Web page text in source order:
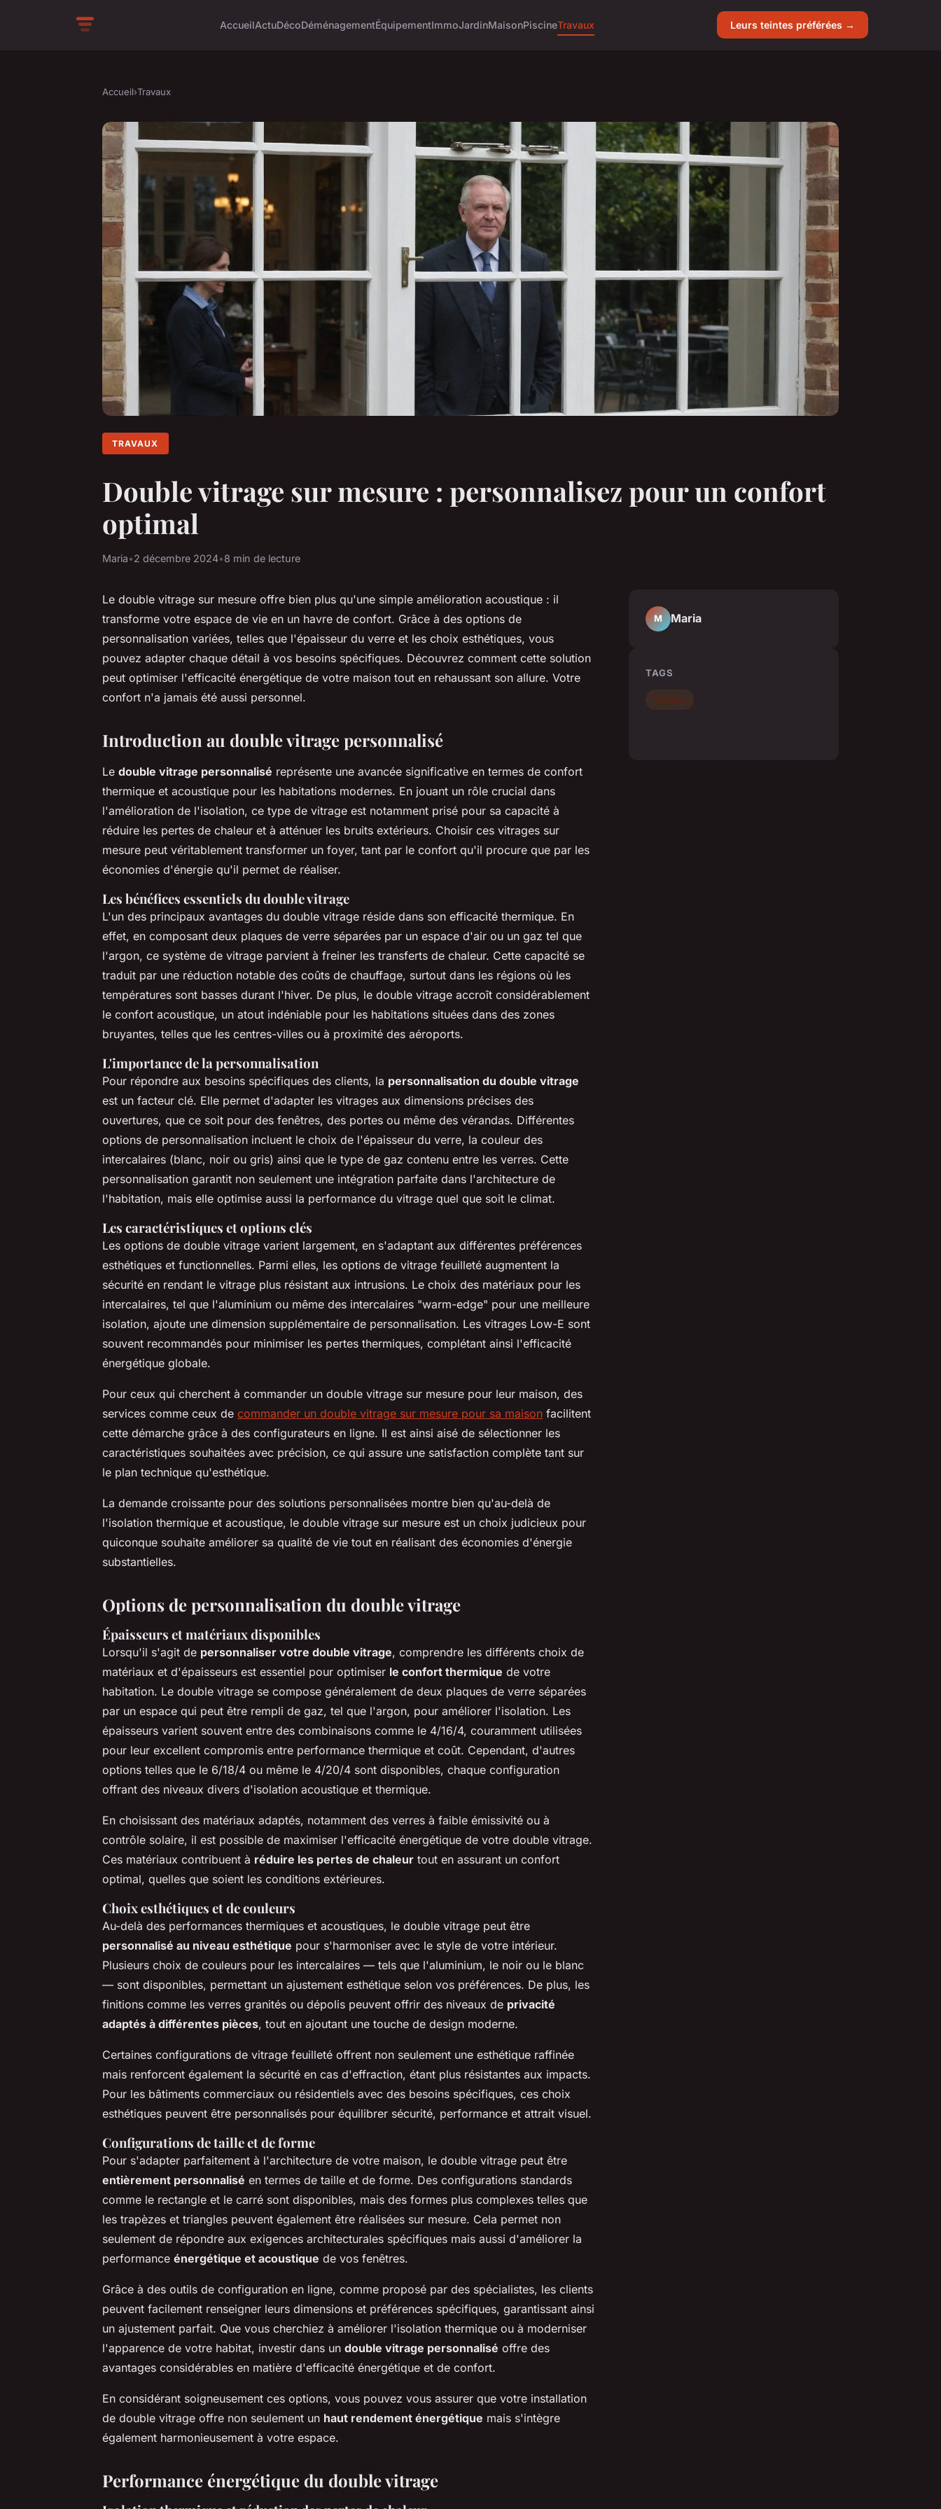
AccueilActuDécoDéménagementÉquipementImmoJardinMaisonPiscineTravaux Leurs teintes préférées →
Accueil›Travaux
TRAVAUX
Double vitrage sur mesure : personnalisez pour un confort
optimal
Maria•2 décembre 2024•8 min de lecture
Le double vitrage sur mesure offre bien plus qu'une simple amélioration acoustique : il
transforme votre espace de vie en un havre de confort. Grâce à des options de
personnalisation variées, telles que l'épaisseur du verre et les choix esthétiques, vous
pouvez adapter chaque détail à vos besoins spécifiques. Découvrez comment cette solution
peut optimiser l'efficacité énergétique de votre maison tout en rehaussant son allure. Votre
confort n'a jamais été aussi personnel.
Introduction au double vitrage personnalisé
Le double vitrage personnalisé représente une avancée significative en termes de confort
thermique et acoustique pour les habitations modernes. En jouant un rôle crucial dans
l'amélioration de l'isolation, ce type de vitrage est notamment prisé pour sa capacité à
réduire les pertes de chaleur et à atténuer les bruits extérieurs. Choisir ces vitrages sur
mesure peut véritablement transformer un foyer, tant par le confort qu'il procure que par les
économies d'énergie qu'il permet de réaliser.
Les bénéfices essentiels du double vitrage
L'un des principaux avantages du double vitrage réside dans son efficacité thermique. En
effet, en composant deux plaques de verre séparées par un espace d'air ou un gaz tel que
l'argon, ce système de vitrage parvient à freiner les transferts de chaleur. Cette capacité se
traduit par une réduction notable des coûts de chauffage, surtout dans les régions où les
températures sont basses durant l'hiver. De plus, le double vitrage accroît considérablement
le confort acoustique, un atout indéniable pour les habitations situées dans des zones
bruyantes, telles que les centres-villes ou à proximité des aéroports.
L'importance de la personnalisation
Pour répondre aux besoins spécifiques des clients, la personnalisation du double vitrage
est un facteur clé. Elle permet d'adapter les vitrages aux dimensions précises des
ouvertures, que ce soit pour des fenêtres, des portes ou même des vérandas. Différentes
options de personnalisation incluent le choix de l'épaisseur du verre, la couleur des
intercalaires (blanc, noir ou gris) ainsi que le type de gaz contenu entre les verres. Cette
personnalisation garantit non seulement une intégration parfaite dans l'architecture de
l'habitation, mais elle optimise aussi la performance du vitrage quel que soit le climat.
Les caractéristiques et options clés
Les options de double vitrage varient largement, en s'adaptant aux différentes préférences
esthétiques et functionnelles. Parmi elles, les options de vitrage feuilleté augmentent la
sécurité en rendant le vitrage plus résistant aux intrusions. Le choix des matériaux pour les
intercalaires, tel que l'aluminium ou même des intercalaires "warm-edge" pour une meilleure
isolation, ajoute une dimension supplémentaire de personnalisation. Les vitrages Low-E sont
souvent recommandés pour minimiser les pertes thermiques, complétant ainsi l'efficacité
énergétique globale.
Pour ceux qui cherchent à commander un double vitrage sur mesure pour leur maison, des
services comme ceux de commander un double vitrage sur mesure pour sa maison facilitent
cette démarche grâce à des configurateurs en ligne. Il est ainsi aisé de sélectionner les
caractéristiques souhaitées avec précision, ce qui assure une satisfaction complète tant sur
le plan technique qu'esthétique.
La demande croissante pour des solutions personnalisées montre bien qu'au-delà de
l'isolation thermique et acoustique, le double vitrage sur mesure est un choix judicieux pour
quiconque souhaite améliorer sa qualité de vie tout en réalisant des économies d'énergie
substantielles.
Options de personnalisation du double vitrage
Épaisseurs et matériaux disponibles
Lorsqu'il s'agit de personnaliser votre double vitrage, comprendre les différents choix de
matériaux et d'épaisseurs est essentiel pour optimiser le confort thermique de votre
habitation. Le double vitrage se compose généralement de deux plaques de verre séparées
par un espace qui peut être rempli de gaz, tel que l'argon, pour améliorer l'isolation. Les
épaisseurs varient souvent entre des combinaisons comme le 4/16/4, couramment utilisées
pour leur excellent compromis entre performance thermique et coût. Cependant, d'autres
options telles que le 6/18/4 ou même le 4/20/4 sont disponibles, chaque configuration
offrant des niveaux divers d'isolation acoustique et thermique.
En choisissant des matériaux adaptés, notamment des verres à faible émissivité ou à
contrôle solaire, il est possible de maximiser l'efficacité énergétique de votre double vitrage.
Ces matériaux contribuent à réduire les pertes de chaleur tout en assurant un confort
optimal, quelles que soient les conditions extérieures.
Choix esthétiques et de couleurs
Au-delà des performances thermiques et acoustiques, le double vitrage peut être
personnalisé au niveau esthétique pour s'harmoniser avec le style de votre intérieur.
Plusieurs choix de couleurs pour les intercalaires — tels que l'aluminium, le noir ou le blanc
— sont disponibles, permettant un ajustement esthétique selon vos préférences. De plus, les
finitions comme les verres granités ou dépolis peuvent offrir des niveaux de privacité
adaptés à différentes pièces, tout en ajoutant une touche de design moderne.
Certaines configurations de vitrage feuilleté offrent non seulement une esthétique raffinée
mais renforcent également la sécurité en cas d'effraction, étant plus résistantes aux impacts.
Pour les bâtiments commerciaux ou résidentiels avec des besoins spécifiques, ces choix
esthétiques peuvent être personnalisés pour équilibrer sécurité, performance et attrait visuel.
Configurations de taille et de forme
Pour s'adapter parfaitement à l'architecture de votre maison, le double vitrage peut être
entièrement personnalisé en termes de taille et de forme. Des configurations standards
comme le rectangle et le carré sont disponibles, mais des formes plus complexes telles que
les trapèzes et triangles peuvent également être réalisées sur mesure. Cela permet non
seulement de répondre aux exigences architecturales spécifiques mais aussi d'améliorer la
performance énergétique et acoustique de vos fenêtres.
Grâce à des outils de configuration en ligne, comme proposé par des spécialistes, les clients
peuvent facilement renseigner leurs dimensions et préférences spécifiques, garantissant ainsi
un ajustement parfait. Que vous cherchiez à améliorer l'isolation thermique ou à moderniser
l'apparence de votre habitat, investir dans un double vitrage personnalisé offre des
avantages considérables en matière d'efficacité énergétique et de confort.
En considérant soigneusement ces options, vous pouvez vous assurer que votre installation
de double vitrage offre non seulement un haut rendement énergétique mais s'intègre
également harmonieusement à votre espace.
Performance énergétique du double vitrage
M Maria
TAGS
Travaux